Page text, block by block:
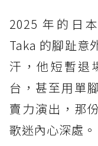
2025 年的日
Taka 的腳趾意
汗，他短暫退
台，甚至用單
賣力演出，那
歌迷內心深處。